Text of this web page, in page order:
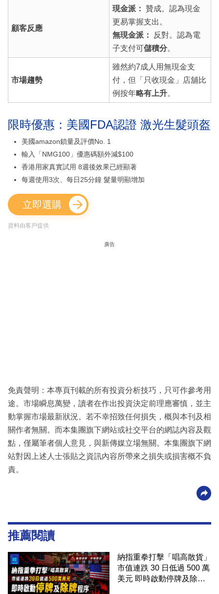
顧客反應
現金派： 贊成。認為現金
更易掌握支出。
無現金派：
反對。認為電
子支付可儲積分。
市場趨勢
雖然約7成人用無現金支
付，但「只收現金」店舖比
例按年略有上升。
限時優惠：美國FDA認證 激光生髮頭盔
美國amazon鎖量及評價No. 1
輸入「NMG100」優惠碼額外減$100
香港用家真實試用 8週後效果已經顯著
每週使用3次、每日25分鐘 髮量明顯增加
立即選購
資料由客戶提供
廣告
免責聲明：本專頁刊載的所有投資分析技巧，只可作參考用
途。市場瞬息萬變，讀者在作出投資決定前理應審慎，並主
動掌握市場最新狀況。若不幸招致任何損失，概與本刊及相
關作者無關。而本集團旗下網站或社交平台的網誌內容及觀
點，僅屬筆者個人意見，與新傳媒立場無關。本集團旗下網
站對因上述人士張貼之資訊內容所帶來之損失或損害概不負
責。
推薦閱讀
納指重拳打擊「唱高散貨」
市值連跌 30 日低過 500 萬
美元 即時啟動停牌及除牌